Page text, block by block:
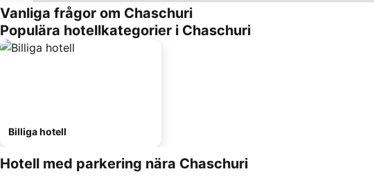
Vanliga frågor om Chaschuri
Populära hotellkategorier i Chaschuri
Billiga hotell
Hotell med parkering nära Chaschuri